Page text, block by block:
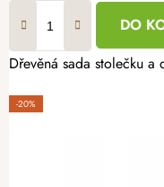
DO
Dřevěná sada stolečku
-20%